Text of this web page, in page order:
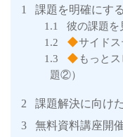
1 課題を明確にす
1.1 彼の課題を
1.2 サイド
1.3
もっと
題②）
2 課題解決に向け
3 無料資料講座開